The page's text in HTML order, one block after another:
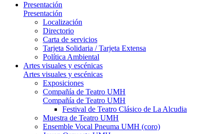
Presentación
Presentación
Localización
Directorio
Carta de servicios
Tarjeta Solidaria / Tarjeta Extensa
Política Ambiental
Artes visuales y escénicas
Artes visuales y escénicas
Exposiciones
Compañía de Teatro UMH
Compañía de Teatro UMH
Festival de Teatro Clásico de La Alcudia
Muestra de Teatro UMH
Ensemble Vocal Pneuma UMH (coro)